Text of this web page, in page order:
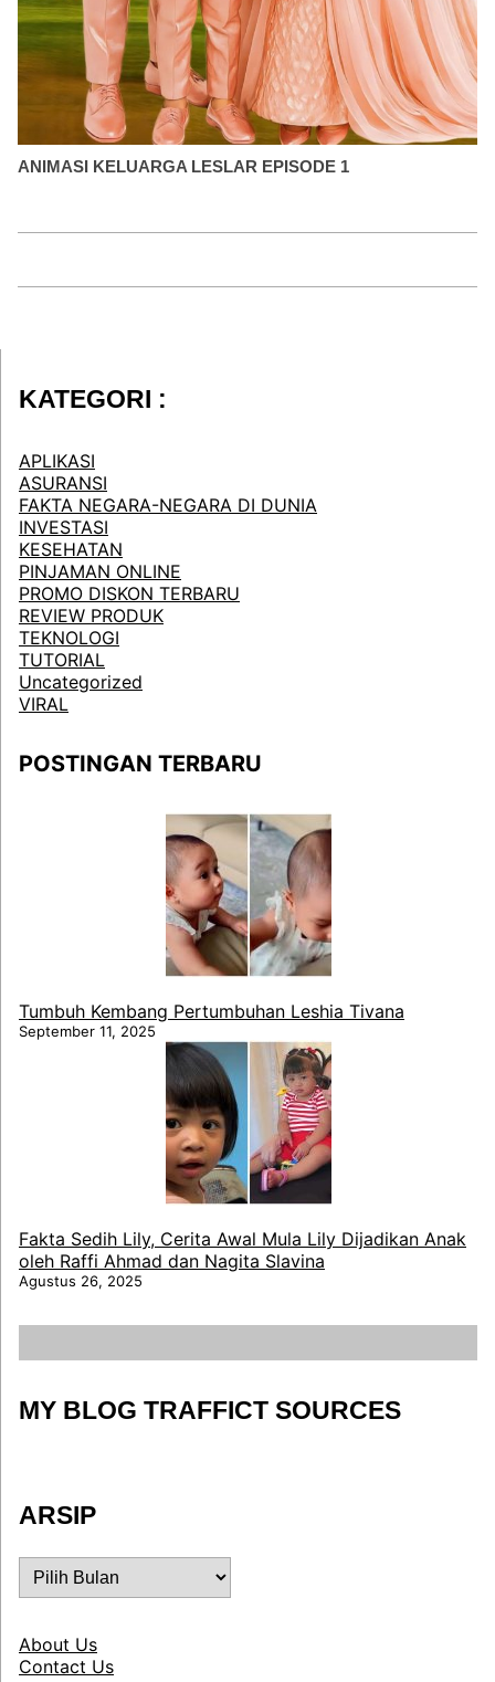
ANIMASI KELUARGA LESLAR EPISODE 1
KATEGORI :
APLIKASI
ASURANSI
FAKTA NEGARA-NEGARA DI DUNIA
INVESTASI
KESEHATAN
PINJAMAN ONLINE
PROMO DISKON TERBARU
REVIEW PRODUK
TEKNOLOGI
TUTORIAL
Uncategorized
VIRAL
POSTINGAN TERBARU
Tumbuh Kembang Pertumbuhan Leshia Tivana
September 11, 2025
Fakta Sedih Lily, Cerita Awal Mula Lily Dijadikan Anak
oleh Raffi Ahmad dan Nagita Slavina
Agustus 26, 2025
MY BLOG TRAFFICT SOURCES
ARSIP
ARSIP
About Us
Contact Us